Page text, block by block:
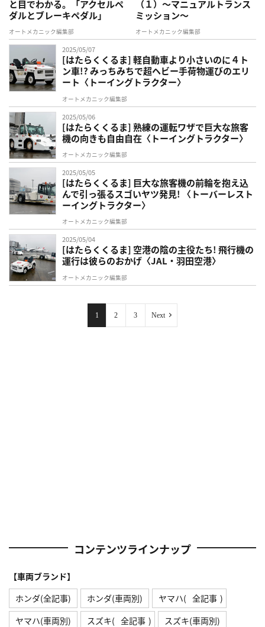
と目でわかる。「アクセルペ
ダルとブレーキペダル」
オートメカニック編集部
（１）〜マニュアルトランス
ミッション〜
オートメカニック編集部
2025/05/07
[はたらくくるま] 軽自動車より小さいのに４ト
ン車!? みっちみちで超ヘビー手荷物運びのエリ
ート〈トーイングトラクター〉
オートメカニック編集部
2025/05/06
[はたらくくるま] 熟練の運転ワザで巨大な旅客
機の向きも自由自在〈トーイングトラクター〉
オートメカニック編集部
2025/05/05
[はたらくくるま] 巨大な旅客機の前輪を抱え込
んで引っ張るスゴいヤツ発見! 〈トーバーレスト
ーイングトラクター〉
オートメカニック編集部
2025/05/04
[はたらくくるま] 空港の陰の主役たち! 飛行機の
運行は彼らのおかげ〈JAL・羽田空港〉
オートメカニック編集部
1 2 3 Next
コンテンツラインナップ
【車両ブランド】
ホンダ(全記事)
ホンダ(車両別) ヤマハ( 全記事 )
ヤマハ(車両別)
スズキ( 全記事 )
スズキ(車両別)